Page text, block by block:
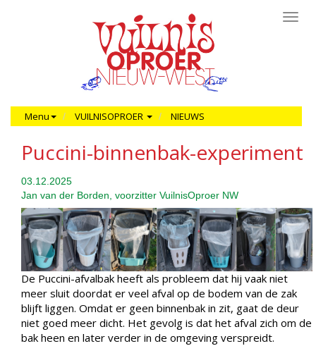
Menu VUILNISOPROER NIEUWS
Puccini-binnenbak-experiment
03.12.2025
Jan van der Borden, voorzitter VuilnisOproer NW
De Puccini-afvalbak heeft als probleem dat hij vaak niet
meer sluit doordat er veel afval op de bodem van de zak
blijft liggen. Omdat er geen binnenbak in zit, gaat de deur
niet goed meer dicht. Het gevolg is dat het afval zich om de
bak heen en later verder in de omgeving verspreidt.